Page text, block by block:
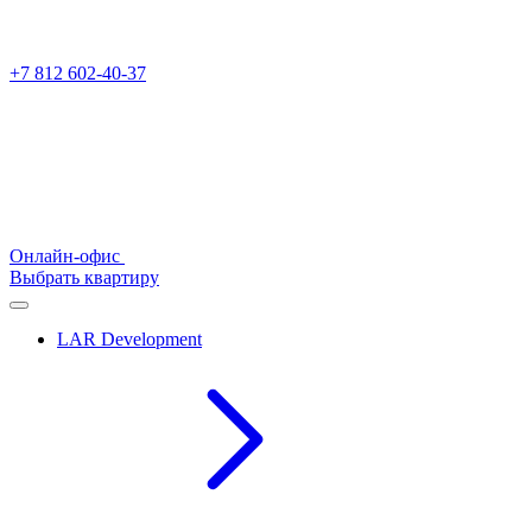
+7 812 602-40-37
Онлайн-офис
Выбрать квартиру
LAR Development